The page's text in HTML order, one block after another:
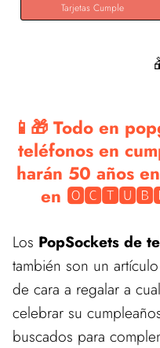
Tarjetas Cumple
📱🎁 Todo en
teléfonos en
harán 50 años
en
Los PopSockets de
también son un
de cara a regalar a
celebrar su
buscados para